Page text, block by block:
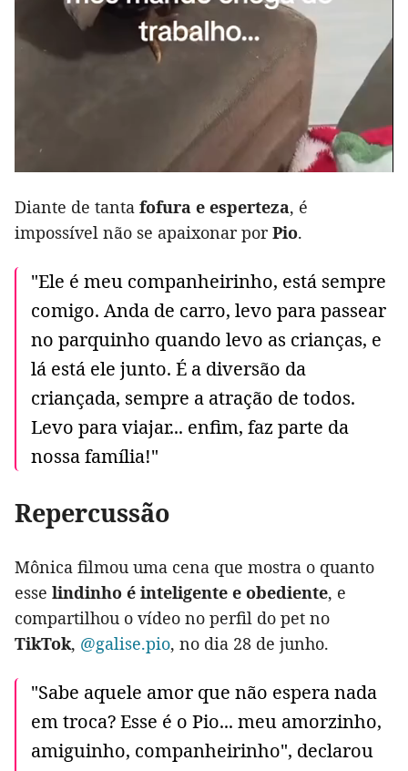
Diante de tanta fofura e esperteza, é
impossível não se apaixonar porPio.
"Ele é meu companheirinho, está sempre
comigo. Anda de carro, levo para passear
no parquinho quando levo as crianças, e
lá está ele junto. É a diversão da
criançada, sempre a atração de todos.
Levo para viajar... enfim, faz parte da
nossa família!"
Repercussão
Mônica filmou uma cena que mostra o quanto
esse lindinho é inteligente e obediente, e
compartilhou o vídeo no perfil do pet no
TikTok, @galise.pio, no dia 28 de junho.
"Sabe aquele amor que não espera nada
em troca? Esse é o Pio... meu amorzinho,
amiguinho, companheirinho", declarou